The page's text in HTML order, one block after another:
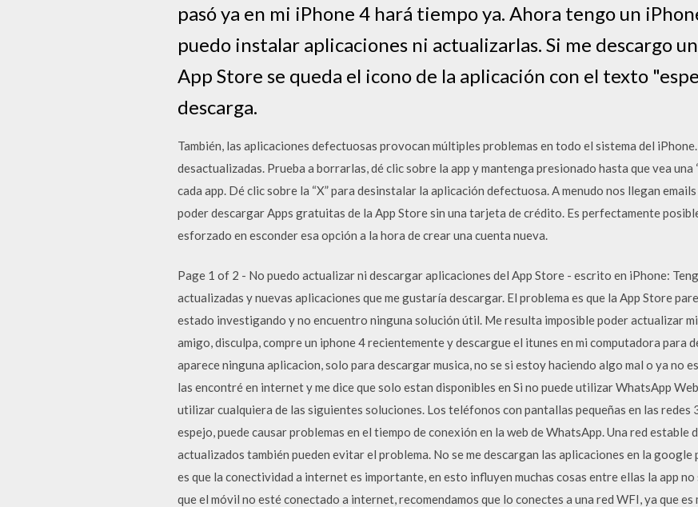
pasó ya en mi iPhone 4 hará tiempo ya. Ahora tengo un
puedo instalar aplicaciones ni actualizarlas. Si me descargo
App Store se queda el icono de la aplicación con el texto
descarga.
También, las aplicaciones defectuosas provocan múltiples problemas en todo el sistema del
desactualizadas. Prueba a borrarlas, dé clic sobre la app y mantenga presionado hasta que vea una
cada app. Dé clic sobre la “X” para desinstalar la aplicación defectuosa. A menudo nos llegan
poder descargar Apps gratuitas de la App Store sin una tarjeta de crédito. Es perfectamente
esforzado en esconder esa opción a la hora de crear una cuenta nueva.
Page 1 of 2 - No puedo actualizar ni descargar aplicaciones del App Store - escrito en iPhone:
actualizadas y nuevas aplicaciones que me gustaría descargar. El problema es que la App Store
estado investigando y no encuentro ninguna solución útil. Me resulta imposible poder actualizar
amigo, disculpa, compre un iphone 4 recientemente y descargue el itunes en mi computadora para
aparece ninguna aplicacion, solo para descargar musica, no se si estoy haciendo algo mal o ya no
las encontré en internet y me dice que solo estan disponibles en Si no puede utilizar WhatsApp
utilizar cualquiera de las siguientes soluciones. Los teléfonos con pantallas pequeñas en las redes
espejo, puede causar problemas en el tiempo de conexión en la web de WhatsApp. Una red
actualizados también pueden evitar el problema. No se me descargan las aplicaciones en la google
es que la conectividad a internet es importante, en esto influyen muchas cosas entre ellas la app
que el móvil no esté conectado a internet, recomendamos que lo conectes a una red WFI, ya que